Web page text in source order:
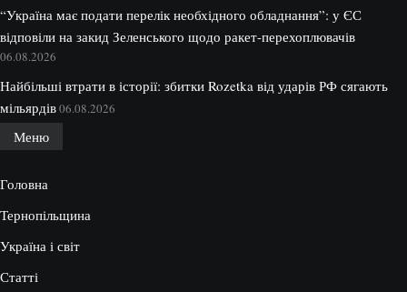
“Україна має подати перелік необхідного обладнання”: у ЄС
відповіли на закид Зеленського щодо ракет-перехоплювачів
06.08.2026
Найбільші втрати в історії: збитки Rozetka від ударів РФ сягають
мільярдів06.08.2026
Меню
Головна
Тернопільщина
Україна і світ
Статті